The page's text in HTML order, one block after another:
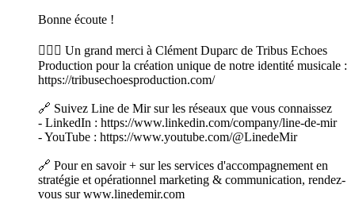
Bonne écoute !
🙋🏽‍♀️ Un grand merci à Clément Duparc de Tribus Echoes
Production pour la création unique de notre identité musicale :
https://tribusechoesproduction.com/
🔗 Suivez Line de Mir sur les réseaux que vous connaissez
- LinkedIn : https://www.linkedin.com/company/line-de-mir
- YouTube : https://www.youtube.com/@LinedeMir
🔗 Pour en savoir + sur les services d'accompagnement en
stratégie et opérationnel marketing & communication, rendez-
vous sur www.linedemir.com